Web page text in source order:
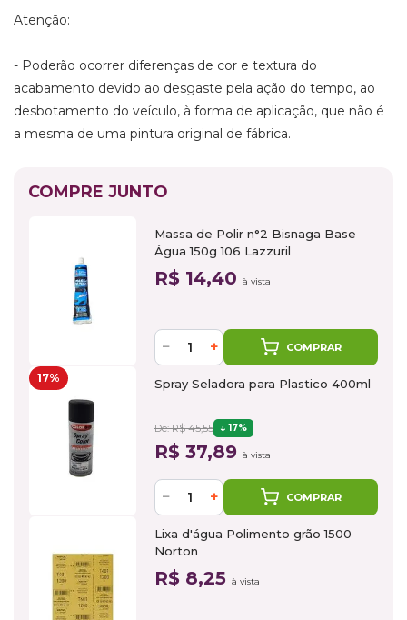
Atenção:
- Poderão ocorrer diferenças de cor e textura do
acabamento devido ao desgaste pela ação do tempo, ao
desbotamento do veículo, à forma de aplicação, que não é
a mesma de uma pintura original de fábrica.
COMPRE JUNTO
Massa de Polir n°2 Bisnaga Base
Água 150g 106 Lazzuril
R$ 14,40 à vista
− + COMPRAR
17% Spray Seladora para Plastico 400ml
De: R$ 45,55 17%
R$ 37,89 à vista
− + COMPRAR
Lixa d'água Polimento grão 1500
Norton
R$ 8,25 à vista